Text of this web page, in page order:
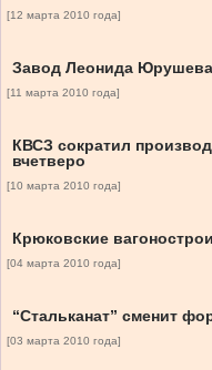
[12 марта 2010 года]
Завод Леонида Юрушева
[11 марта 2010 года]
КВСЗ сократил
вчетверо
[10 марта 2010 года]
Крюковские
[04 марта 2010 года]
“Стальканат” сменит
[03 марта 2010 года]